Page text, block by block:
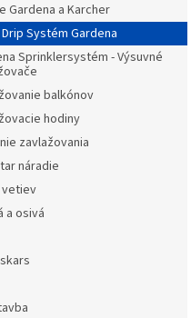
Gardena a Karcher
Systém Gardena
Sprinklersystém - Výsuvné
balkónov
hodiny
zavlažovania
náradie
vetiev
a osivá